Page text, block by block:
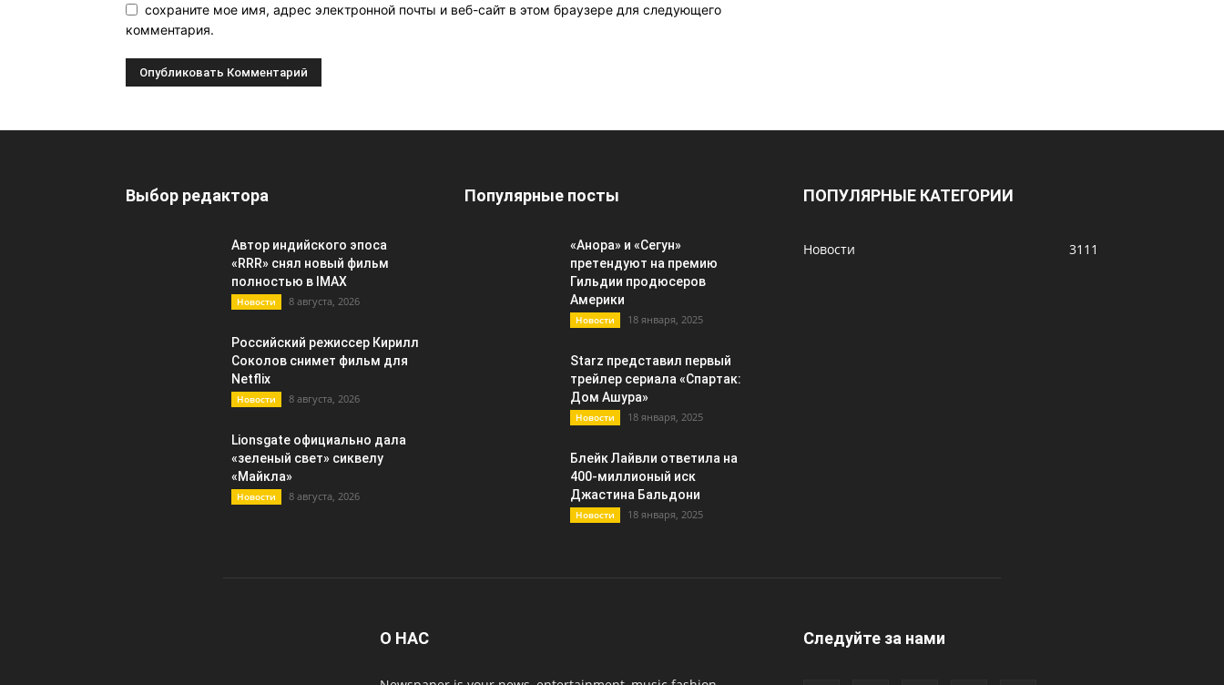
сохраните мое имя, адрес электронной почты и веб-сайт в этом браузере для следующего
комментария.
Выбор редактора
Автор индийского эпоса
«RRR» снял новый фильм
полностью в IMAX
Новости 8 августа, 2026
Российский режиссер Кирилл
Соколов снимет фильм для
Netflix
Новости 8 августа, 2026
Lionsgate официально дала
«зеленый свет» сиквелу
«Майкла»
Новости 8 августа, 2026
Популярные посты
«Анора» и «Сегун»
претендуют на премию
Гильдии продюсеров
Америки
Новости 18 января, 2025
Starz представил первый
трейлер сериала «Спартак:
Дом Ашура»
Новости 18 января, 2025
Блейк Лайвли ответила на
400-миллионый иск
Джастина Бальдони
Новости 18 января, 2025
ПОПУЛЯРНЫЕ КАТЕГОРИИ
Новости 3111
О НАС Следуйте за нами